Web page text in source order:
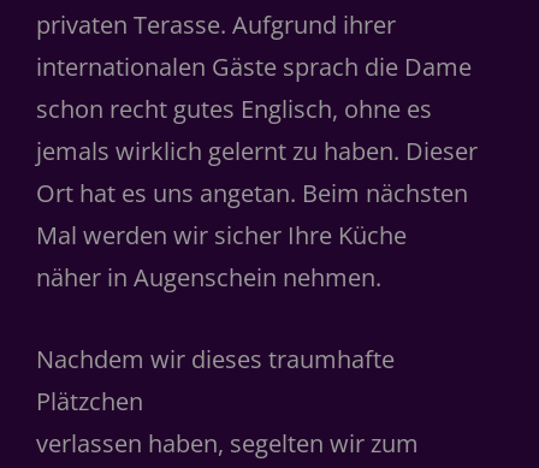
privaten Terasse. Aufgrund ihrer
internationalen Gäste sprach die Dame
schon recht gutes Englisch, ohne es
jemals wirklich gelernt zu haben. Dieser
Ort hat es uns angetan. Beim nächsten
Mal werden wir sicher Ihre Küche
näher in Augenschein nehmen.
Nachdem wir dieses traumhafte
Plätzchen
verlassen haben, segelten wir zum